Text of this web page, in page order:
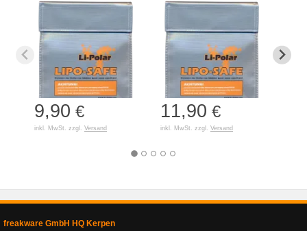
9,90 €
inkl. MwSt. zzgl. Versand
11,90 €
inkl. MwSt. zzgl. Versand
freakware GmbH HQ Kerpen